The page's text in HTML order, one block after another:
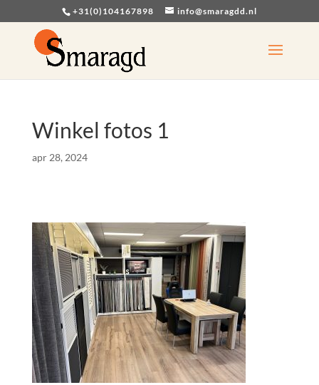
+31(0)104167898 info@smaragdd.nl
Winkel fotos 1
apr 28, 2024